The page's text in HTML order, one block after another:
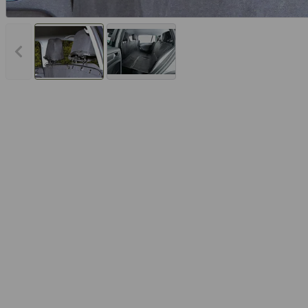
Vorheriges Bild anzeigen